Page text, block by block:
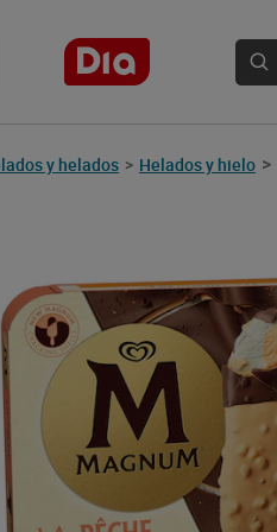
y helados > Helados y hielo >